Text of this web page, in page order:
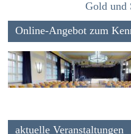
Gold und
Online-Angebot zum
aktuelle Veranstaltungen